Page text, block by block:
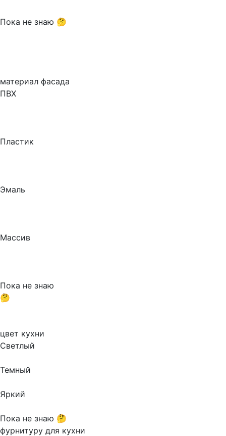
Пока не знаю 🤔
материал фасада
ПВХ
Пластик
Эмаль
Массив
Пока не знаю
🤔
цвет кухни
Светлый
Темный
Яркий
Пока не знаю 🤔
фурнитуру для кухни